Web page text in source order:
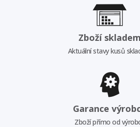
Zboží skladem
Aktuální stavy kusů
Garance
Zboží přímo od